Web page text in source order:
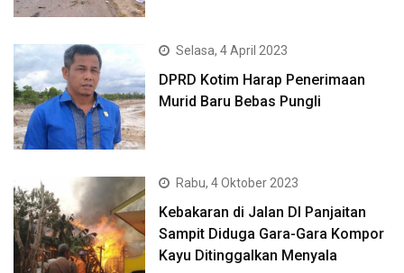
Selasa, 4 April 2023
DPRD Kotim Harap Penerimaan
Murid Baru Bebas Pungli
Rabu, 4 Oktober 2023
Kebakaran di Jalan DI Panjaitan
Sampit Diduga Gara-Gara Kompor
Kayu Ditinggalkan Menyala